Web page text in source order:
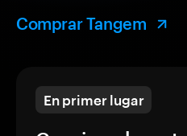
Comprar Tangem
En primer lugar